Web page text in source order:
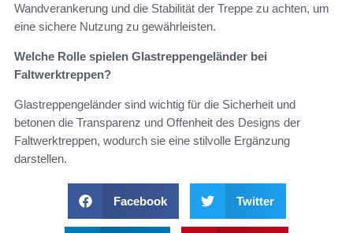
Wandverankerung und die Stabilität der Treppe zu achten, um
eine sichere Nutzung zu gewährleisten.
Welche Rolle spielen Glastreppengeländer bei
Faltwerktreppen?
Glastreppengeländer sind wichtig für die Sicherheit und
betonen die Transparenz und Offenheit des Designs der
Faltwerktreppen, wodurch sie eine stilvolle Ergänzung
darstellen.
Facebook Twitter